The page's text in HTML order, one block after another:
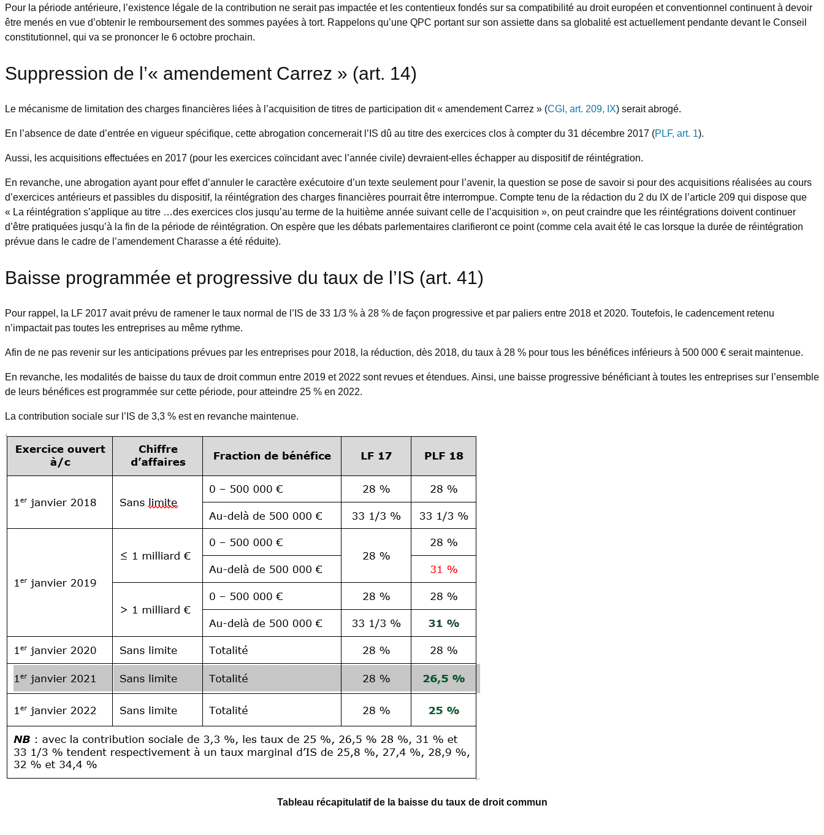
Pour la période antérieure, l’existence légale de la contribution ne serait pas impactée et les contentieux fondés sur sa compatibilité au droit européen et conventionnel continuent à devoir
être menés en vue d’obtenir le remboursement des sommes payées à tort. Rappelons qu’une QPC portant sur son assiette dans sa globalité est actuellement pendante devant le Conseil
constitutionnel, qui va se prononcer le 6 octobre prochain.
Suppression de l’« amendement Carrez » (art. 14)
Le mécanisme de limitation des charges financières liées à l’acquisition de titres de participation dit « amendement Carrez » (CGI, art. 209, IX) serait abrogé.
En l’absence de date d’entrée en vigueur spécifique, cette abrogation concernerait l’IS dû au titre des exercices clos à compter du 31 décembre 2017 (PLF, art. 1).
Aussi, les acquisitions effectuées en 2017 (pour les exercices coïncidant avec l’année civile) devraient-elles échapper au dispositif de réintégration.
En revanche, une abrogation ayant pour effet d’annuler le caractère exécutoire d’un texte seulement pour l’avenir, la question se pose de savoir si pour des acquisitions réalisées au cours
d’exercices antérieurs et passibles du dispositif, la réintégration des charges financières pourrait être interrompue. Compte tenu de la rédaction du 2 du IX de l’article 209 qui dispose que
« La réintégration s’applique au titre …des exercices clos jusqu’au terme de la huitième année suivant celle de l’acquisition », on peut craindre que les réintégrations doivent continuer
d’être pratiquées jusqu’à la fin de la période de réintégration. On espère que les débats parlementaires clarifieront ce point (comme cela avait été le cas lorsque la durée de réintégration
prévue dans le cadre de l’amendement Charasse a été réduite).
Baisse programmée et progressive du taux de l’IS (art. 41)
Pour rappel, la LF 2017 avait prévu de ramener le taux normal de l’IS de 33 1/3 % à 28 % de façon progressive et par paliers entre 2018 et 2020. Toutefois, le cadencement retenu
n’impactait pas toutes les entreprises au même rythme.
Afin de ne pas revenir sur les anticipations prévues par les entreprises pour 2018, la réduction, dès 2018, du taux à 28 % pour tous les bénéfices inférieurs à 500 000 € serait maintenue.
En revanche, les modalités de baisse du taux de droit commun entre 2019 et 2022 sont revues et étendues. Ainsi, une baisse progressive bénéficiant à toutes les entreprises sur l’ensemble
de leurs bénéfices est programmée sur cette période, pour atteindre 25 % en 2022.
La contribution sociale sur l’IS de 3,3 % est en revanche maintenue.
Tableau récapitulatif de la baisse du taux de droit commun